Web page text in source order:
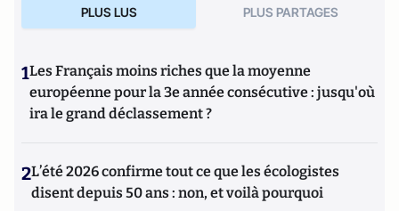
PLUS LUS PLUS PARTAGES
1Les Français moins riches que la moyenne
européenne pour la 3e année consécutive : jusqu'où
ira le grand déclassement ?
2L’été 2026 confirme tout ce que les écologistes
disent depuis 50 ans : non, et voilà pourquoi